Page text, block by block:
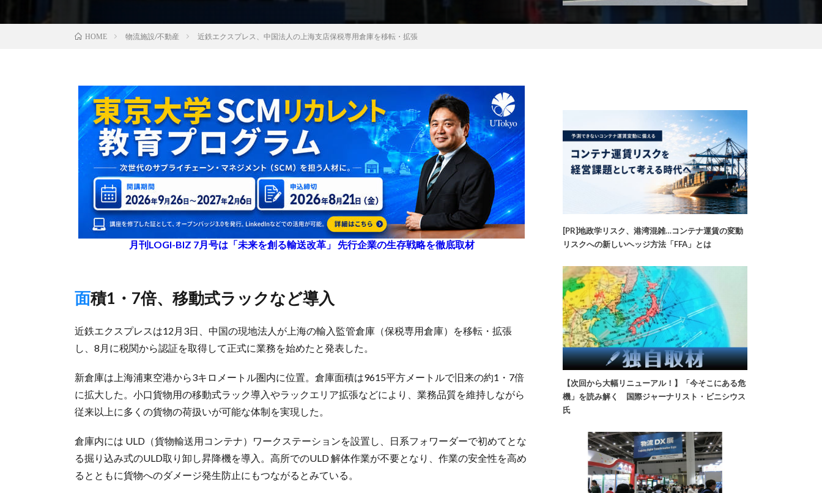
HOME 物流施設/不動産 近鉄エクスプレス、中国法人の上海支店保税専用倉庫を移転・拡張
月刊LOGI-BIZ 7月号は「未来を創る輸送改革」 先行企業の生存戦略を徹底取材
面積1・7倍、移動式ラックなど導入
近鉄エクスプレスは12月3日、中国の現地法人が上海の輸入監管倉庫（保税専用倉庫）を移転・拡張
し、8月に税関から認証を取得して正式に業務を始めたと発表した。
新倉庫は上海浦東空港から3キロメートル圏内に位置。倉庫面積は9615平方メートルで旧来の約1・7倍
に拡大した。小口貨物用の移動式ラック導入やラックエリア拡張などにより、業務品質を維持しながら
従来以上に多くの貨物の荷扱いが可能な体制を実現した。
倉庫内には ULD（貨物輸送用コンテナ）ワークステーションを設置し、日系フォワーダーで初めてとな
る掘り込み式のULD取り卸し昇降機を導入。高所でのULD 解体作業が不要となり、作業の安全性を高め
るとともに貨物へのダメージ発生防止にもつながるとみている。
[PR]地政学リスク、港湾混雑…コンテナ運賃の変動
リスクへの新しいヘッジ方法「FFA」とは
【次回から大幅リニューアル！】「今そこにある危
機」を読み解く 国際ジャーナリスト・ビニシウス
氏